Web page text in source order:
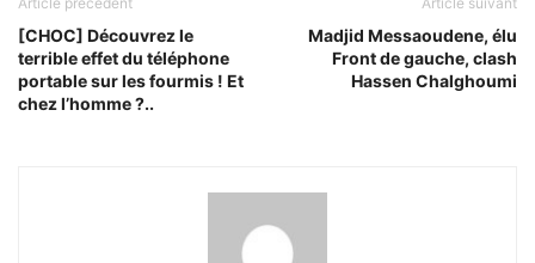
[CHOC] Découvrez le
terrible effet du téléphone
portable sur les fourmis ! Et
chez l’homme ?..
Madjid Messaoudene, élu
Front de gauche, clash
Hassen Chalghoumi